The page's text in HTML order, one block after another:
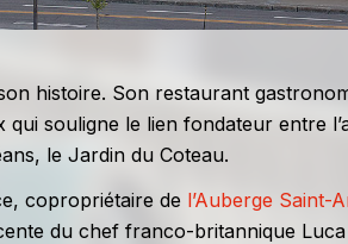
histoire. Son restaurant
qui souligne le lien fondateur entre
le Jardin du Coteau.
copropriétaire de l’Auberge Saint-
du chef franco-britannique